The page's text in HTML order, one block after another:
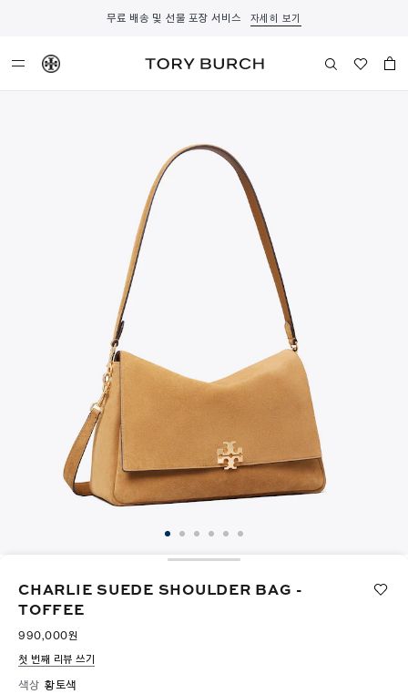
무료 배송 및 선물 포장 서비스 자세히 보기
CHARLIE SUEDE SHOULDER BAG -
TOFFEE
990,000원
첫 번째 리뷰 쓰기
색상 황토색